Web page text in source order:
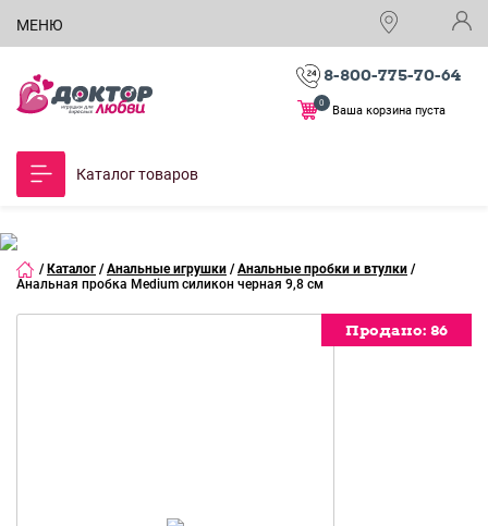
МЕНЮ
8-800-775-70-64
Ваша корзина пуста
0
Каталог товаров
/ Каталог / Анальные игрушки / Анальные пробки и втулки /
Анальная пробка Medium силикон черная 9,8 см
Продано: 86
Продано: 86
Продано: 86
Продано: 86